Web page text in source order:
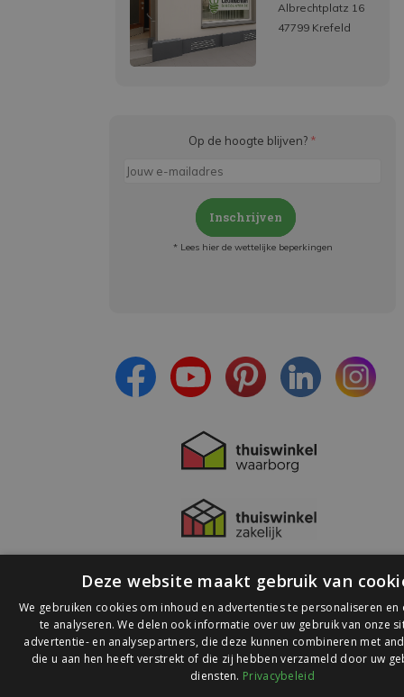
Albrechtplatz 16
47799 Krefeld
Op de hoogte blijven? *
Inschrijven
* Lees hier de wettelijke beperkingen
© 2026 Ledlichtdiscounter.nl
Deze website maakt gebruik van
We gebruiken cookies om inhoud en advertenties te personaliseren en
te analyseren. We delen ook informatie over uw gebruik van onze
advertentie- en analysepartners, die deze kunnen combineren met
die u aan hen heeft verstrekt of die zij hebben verzameld door uw
diensten. Privacybeleid